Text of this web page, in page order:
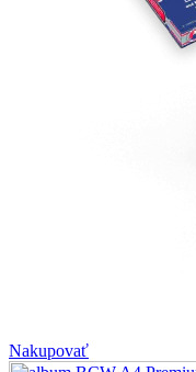
Nakupovať